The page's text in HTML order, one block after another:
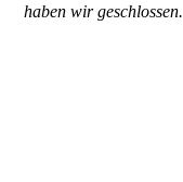
haben wir geschlossen.